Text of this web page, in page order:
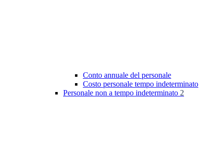
Conto annuale del personale
Costo personale tempo indeterminato
Personale non a tempo indeterminato 2